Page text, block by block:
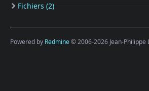
Fichiers (2)
Powered by Redmine© 2006-2026 Jean-Philippe